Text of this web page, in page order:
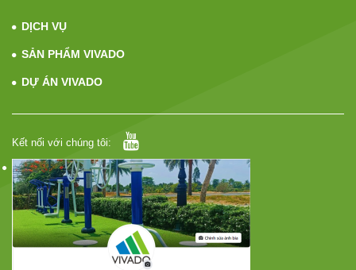
DỊCH VỤ
SẢN PHẨM VIVADO
DỰ ÁN VIVADO
Kết nối với chúng tôi: